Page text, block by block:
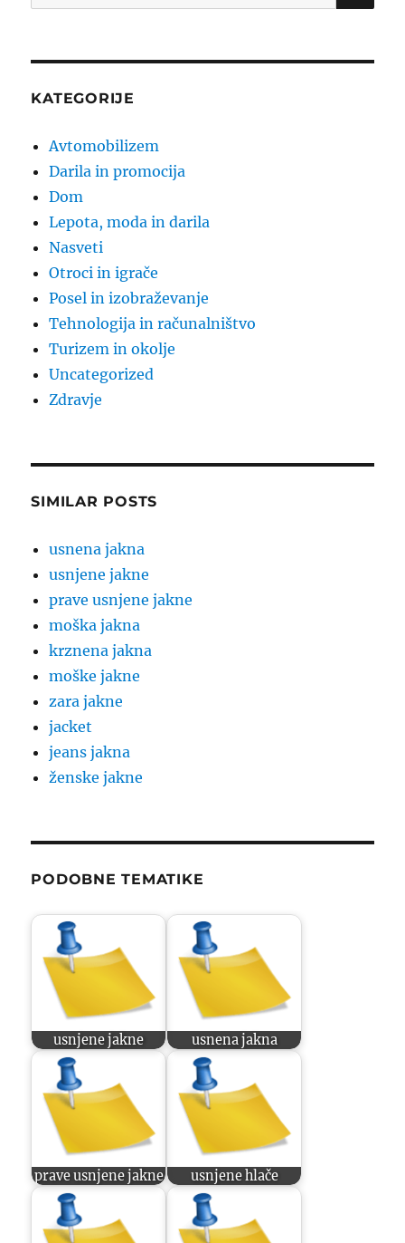
for:
KATEGORIJE
Avtomobilizem
Darila in promocija
Dom
Lepota, moda in darila
Nasveti
Otroci in igrače
Posel in izobraževanje
Tehnologija in računalništvo
Turizem in okolje
Uncategorized
Zdravje
SIMILAR POSTS
usnena jakna
usnjene jakne
prave usnjene jakne
moška jakna
krznena jakna
moške jakne
zara jakne
jacket
jeans jakna
ženske jakne
PODOBNE TEMATIKE
usnjene jakne usnena jakna
prave usnjene jakne usnjene hlače